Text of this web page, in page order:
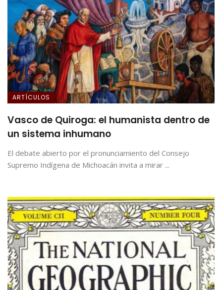
ARTÍCULOS
Vasco de Quiroga: el humanista dentro de
un sistema inhumano
El debate abierto por el pronunciamiento del Consejo
Supremo Indígena de Michoacán invita a mirar ...